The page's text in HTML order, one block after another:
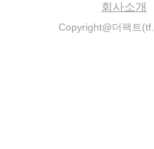
회사소개
Copyright@더팩트